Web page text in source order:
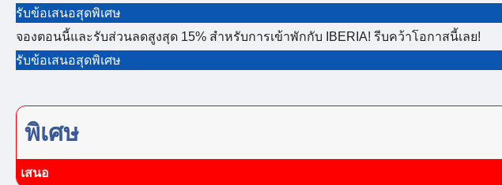
รับข้อเสนอสุดพิเศษ
จองตอนนี้และรับส่วนลดสูงสุด 15% สำหรับการเข้าพักกับ IBERIA! รีบคว้าโอกาสนี้เลย!
รับข้อเสนอสุดพิเศษ
พิเศษ
เสนอ